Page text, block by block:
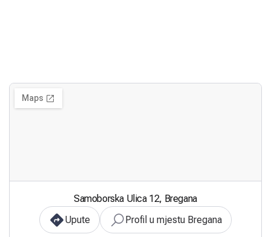
Samoborska Ulica 12, Bregana
Upute
Profil u mjestu Bregana